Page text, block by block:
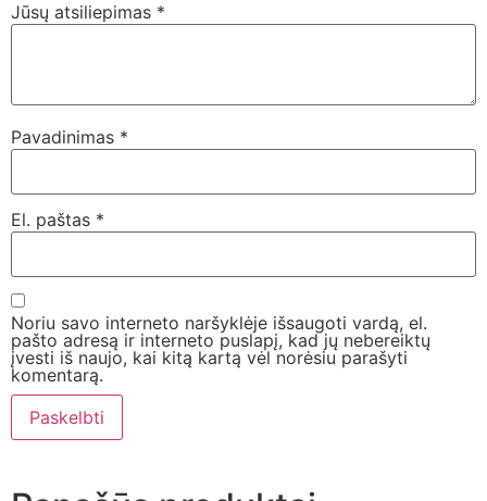
Jūsų atsiliepimas *
Pavadinimas *
El. paštas *
Noriu savo interneto naršyklėje išsaugoti vardą, el.
pašto adresą ir interneto puslapį, kad jų nebereiktų
įvesti iš naujo, kai kitą kartą vėl norėsiu parašyti
komentarą.